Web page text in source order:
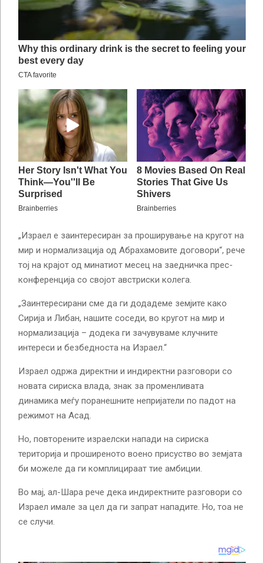
„Израел е заинтересиран за проширување на кругот на
мир и нормализација од Абрахамовите договори“, рече
тој на крајот од минатиот месец на заедничка прес-
конференција со својот австриски колега.
„Заинтересирани сме да ги додадеме земјите како
Сирија и Либан, нашите соседи, во кругот на мир и
нормализација – додека ги зачувуваме клучните
интереси и безбедноста на Израел.“
Израел одржа директни и индиректни разговори со
новата сириска влада, знак за променливата
динамика меѓу поранешните непријатели по падот на
режимот на Асад.
Но, повторените израелски напади на сириска
територија и проширеното воено присуство во земјата
би можеле да ги комплицираат тие амбиции.
Во мај, ал-Шара рече дека индиректните разговори со
Израел имале за цел да ги запрат нападите. Но, тоа не
се случи.